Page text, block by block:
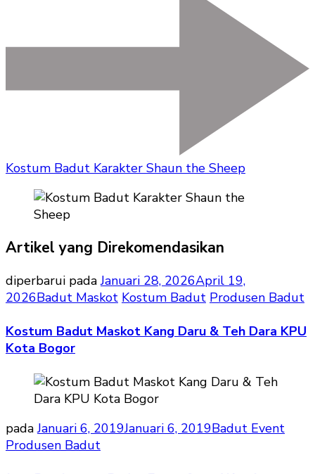
Kostum Badut Karakter Shaun the Sheep
Artikel yang Direkomendasikan
diperbarui padaJanuari 28, 2026April 19,
2026Badut Maskot Kostum Badut Produsen Badut
Kostum Badut Maskot Kang Daru & Teh Dara KPU
Kota Bogor
padaJanuari 6, 2019Januari 6, 2019Badut Event
Produsen Badut